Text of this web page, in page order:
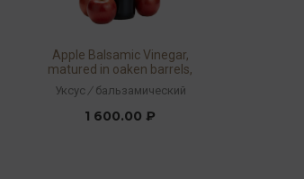
Apple Balsamic Vinegar,
matured in oaken barrels,
5% acidity
Уксус / бальзамический
1 600.00 ₽